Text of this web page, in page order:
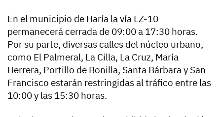
En el municipio de Haría la vía LZ-10
permanecerá cerrada de 09:00 a 17:30 horas.
Por su parte, diversas calles del núcleo urbano,
como El Palmeral, La Cilla, La Cruz, María
Herrera, Portillo de Bonilla, Santa Bárbara y San
Francisco estarán restringidas al tráfico entre las
10:00 y las 15:30 horas.